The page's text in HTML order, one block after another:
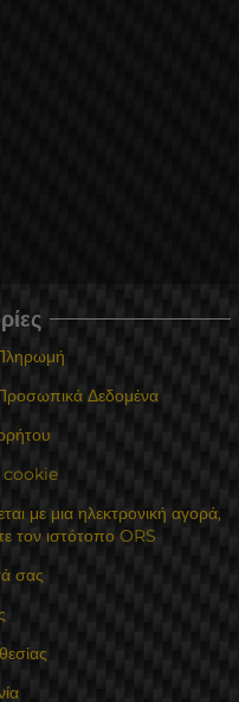
Δεδομένα
cookie
με μια ηλεκτρονική αγορά,
τον ιστότοπο ORS
σας